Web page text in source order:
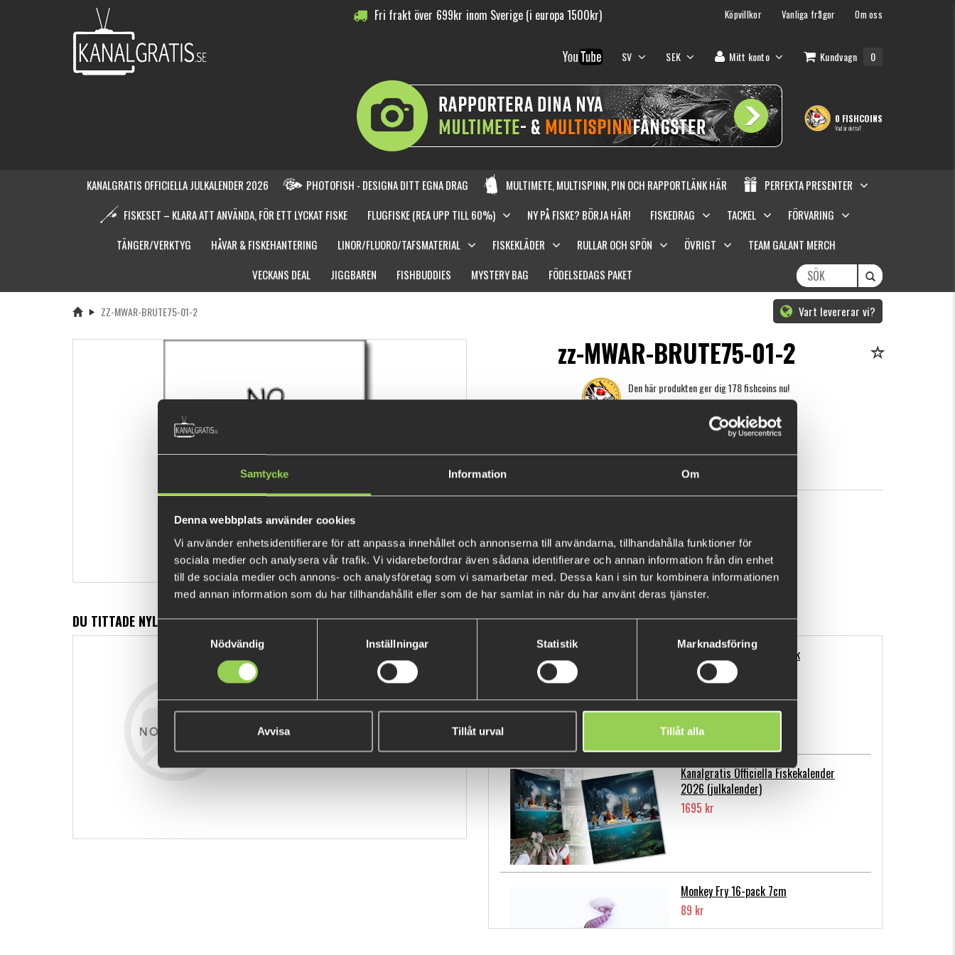
Samtycke Information Om
Denna webbplats använder cookies
Vi använder enhetsidentifierare för att anpassa innehållet och annonserna till användarna, tillhandahålla funktioner för
sociala medier och analysera vår trafik. Vi vidarebefordrar även sådana identifierare och annan information från din enhet
till de sociala medier och annons- och analysföretag som vi samarbetar med. Dessa kan i sin tur kombinera informationen
med annan information som du har tillhandahållit eller som de har samlat in när du har använt deras tjänster.
Samtyckesval
Nödvändig
Inställningar Statistik Marknadsföring
Avvisa Tillåt urval Tillåt alla
Fri frakt över 699kr inom Sverige (i europa 1500kr) Köpvillkor Vanliga frågor Om oss
SV SEK Mitt konto Kundvagn 0
0 FISHCOINS
Vad är detta?
KANALGRATIS OFFICIELLA JULKALENDER 2026 PHOTOFISH - DESIGNA DITT EGNA DRAG MULTIMETE, MULTISPINN, PIN OCH RAPPORTLÄNK HÄR
PERFEKTA PRESENTER
FISKESET – KLARA ATT ANVÄNDA, FÖR ETT LYCKAT FISKE
FLUGFISKE (REA UPP TILL 60%) NY PÅ FISKE? BÖRJA HÄR! FISKEDRAG TACKEL
FÖRVARING
TÄNGER/VERKTYG
HÅVAR & FISKEHANTERING LINOR/FLUORO/TAFSMATERIAL FISKEKLÄDER RULLAR OCH SPÖN ÖVRIGT
TEAM GALANT MERCH
VECKANS DEAL
JIGGBAREN FISHBUDDIES MYSTERY BAG FÖDELSEDAGS PAKET
ZZ-MWAR-BRUTE75-01-2 Vart levererar vi?
zz-MWAR-BRUTE75-01-2
Den här produkten ger dig 178 fishcoins nu!
Vad är detta?
89 kr KÖP
OK
DU TITTADE NYLIGEN PÅ POPULÄRA PRODUKTER
Flatnose Mini 9cm, 10-pack
139 kr
Kanalgratis Officiella Fiskekalender
2026 (julkalender)
1695 kr
Monkey Fry 16-pack 7cm
89 kr